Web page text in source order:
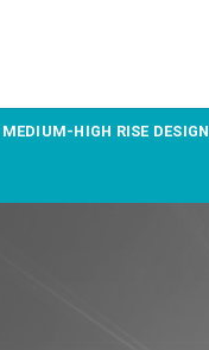
MEDIUM-HIGH RISE DESIGN